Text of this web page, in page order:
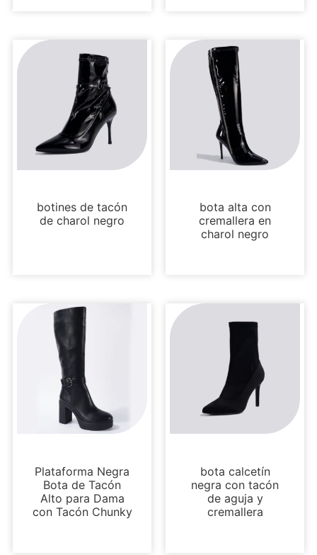
botines de tacón
de charol negro
bota alta con
cremallera en
charol negro
Plataforma Negra
Bota de Tacón
Alto para Dama
con Tacón Chunky
bota calcetín
negra con tacón
de aguja y
cremallera